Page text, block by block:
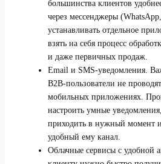
большинства клиентов
через мессенджеры
устанавливать отдельное
взять на себя процесс
и даже первичных продаж.
Email и SMS-уведомления.
B2B-пользователи не
мобильных приложениях.
настроить умные
приходить в нужный момент и
удобный ему канал.
Облачные сервисы с удобной